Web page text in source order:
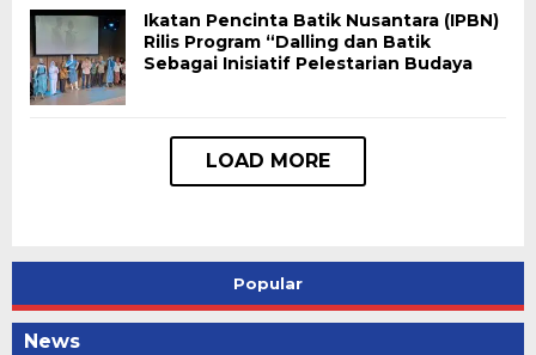
Ikatan Pencinta Batik Nusantara (IPBN)
Rilis Program “Dalling dan Batik
Sebagai Inisiatif Pelestarian Budaya
Popular
News